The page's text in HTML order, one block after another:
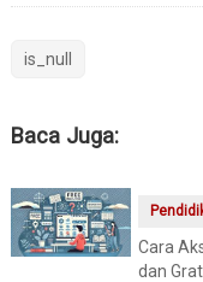
is_null
Baca Juga:
Cara
dan